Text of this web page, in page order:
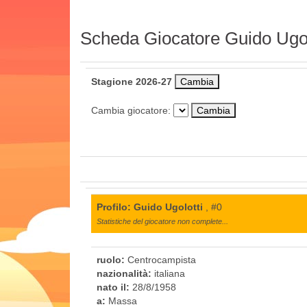
Scheda Giocatore Guido
Stagione 2026-27
Cambia giocatore:
Profilo: Guido Ugolotti , #0
Statistiche del giocatore non complete...
ruolo: Centrocampista
nazionalità: italiana
nato il: 28/8/1958
a: Massa